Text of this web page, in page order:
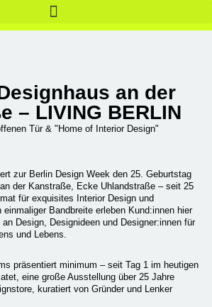
an der
– LIVING BERLIN
Tür & "Home of Interior Design"
zur Berlin Design Week den 25. Geburtstag
der Kanstraße, Ecke Uhlandstraße – seit 25
für exquisites Interior Design und
einmaliger Bandbreite erleben Kund:innen hier
Design, Designideen und Designer:innen für
und Lebens.
präsentiert minimum – seit Tag 1 im heutigen
eine große Ausstellung über 25 Jahre
kuratiert von Gründer und Lenker